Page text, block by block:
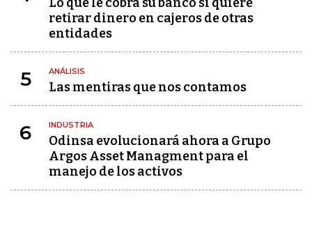
retirar dinero en cajeros de otras
entidades
5 ANÁLISIS
Las mentiras que nos contamos
6 INDUSTRIA
Odinsa evolucionará ahora a Grupo
Argos Asset Managment para el
manejo de los activos